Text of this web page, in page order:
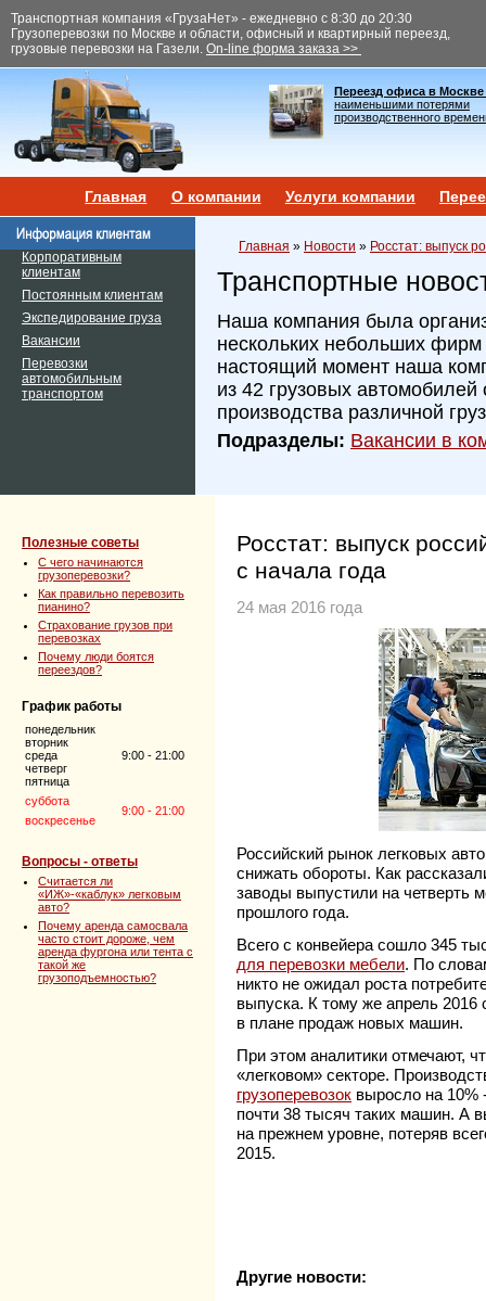
Транспортная компания «ГрузаНет» - ежедневно с 8:30 до 20:30
Грузоперевозки по Москве и области, офисный и квартирный переезд,
грузовые перевозки на Газели. On-line форма заказа >>
Переезд офиса в Москве
наименьшими потерями
производственного
Главная О компании Услуги компании
Корпоративным
клиентам
Постоянным клиентам
Экспедирование груза
Вакансии
Перевозки
автомобильным
транспортом
Главная » Новости » Росстат: выпуск
Транспортные
Наша компания была
нескольких небольших фирм
настоящий момент наша
из 42 грузовых автомобилей
производства различной
Подразделы: Вакансии в
Полезные советы
C чего начинаются
грузоперевозки?
Как правильно перевозить
пианино?
Страхование грузов при
перевозках
Почему люди боятся
переездов?
График работы
понедельник
вторник
среда
четверг
пятница
9:00 - 21:00
суббота
9:00 - 21:00
воскресенье
Вопросы - ответы
Считается ли
«ИЖ»-«каблук» легковым
авто?
Почему аренда самосвала
часто стоит дороже, чем
аренда фургона или тента с
такой же
грузоподъемностью?
Росстат: выпуск
с начала года
24 мая 2016 года
Российский рынок легковых
снижать обороты. Как
заводы выпустили на четверть
прошлого года.
Всего с конвейера сошло 345
для перевозки мебели. По
никто не ожидал роста
выпуска. К тому же апрель 2016
в плане продаж новых машин.
При этом аналитики отмечают,
«легковом» секторе.
грузоперевозок выросло на 10%
почти 38 тысяч таких машин. А
на прежнем уровне, потеряв
2015.
Другие новости: